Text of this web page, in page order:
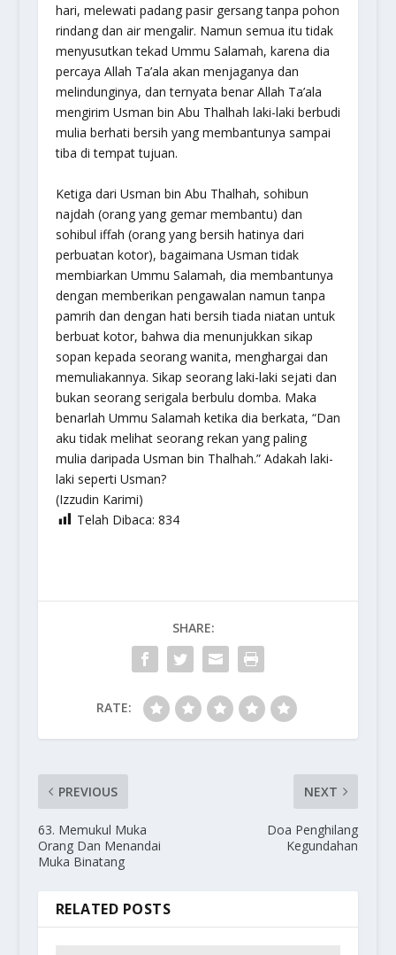
hari, melewati padang pasir gersang tanpa pohon
rindang dan air mengalir. Namun semua itu tidak
menyusutkan tekad Ummu Salamah, karena dia
percaya Allah Ta’ala akan menjaganya dan
melindunginya, dan ternyata benar Allah Ta’ala
mengirim Usman bin Abu Thalhah laki-laki berbudi
mulia berhati bersih yang membantunya sampai
tiba di tempat tujuan.
Ketiga dari Usman bin Abu Thalhah, sohibun
najdah (orang yang gemar membantu) dan
sohibul iffah (orang yang bersih hatinya dari
perbuatan kotor), bagaimana Usman tidak
membiarkan Ummu Salamah, dia membantunya
dengan memberikan pengawalan namun tanpa
pamrih dan dengan hati bersih tiada niatan untuk
berbuat kotor, bahwa dia menunjukkan sikap
sopan kepada seorang wanita, menghargai dan
memuliakannya. Sikap seorang laki-laki sejati dan
bukan seorang serigala berbulu domba. Maka
benarlah Ummu Salamah ketika dia berkata, “Dan
aku tidak melihat seorang rekan yang paling
mulia daripada Usman bin Thalhah.” Adakah laki-
laki seperti Usman?
(Izzudin Karimi)
Telah Dibaca: 834
SHARE:
RATE:
PREVIOUS
63. Memukul Muka
Orang Dan Menandai
Muka Binatang
NEXT
Doa Penghilang
Kegundahan
RELATED POSTS